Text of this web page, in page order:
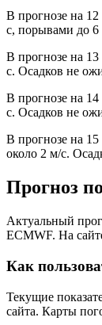
В прогнозе на
с, порывами до 6
В прогнозе на
с. Осадков не
В прогнозе на
с. Осадков не
В прогнозе на
около 2 м/с.
Прогноз
Актуальный
ECMWF. На
Как
Текущие
сайта. Карты